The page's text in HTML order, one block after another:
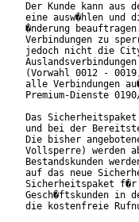
Der Kunde kann aus
eine ausw�hlen und
�nderung
Verbindungen zu
jedoch nicht die
(Vorwahl 0012 -
alle Verbindungen
Premium-Dienste
Das
und bei der
Die bisher
Vollsperre) werden
Bestandskunden
auf das neue
Sicherheitspaket f�r
Gesch�ftskunden in
die kostenfreie